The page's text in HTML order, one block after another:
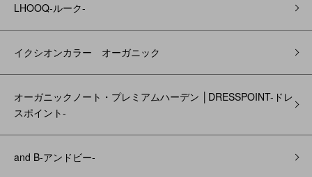
LHOOQ-ルーク-
イクシオンカラー オーガニック
オーガニックノート・プレミアムハーデン │DRESSPOINT-ドレ
スポイント-
and B‐アンドビー‐